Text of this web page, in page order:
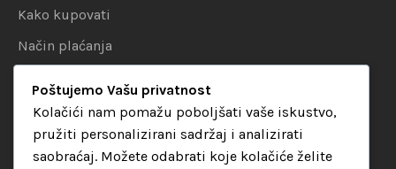
Kako kupovati
Način plaćanja
Politika privatnosti
KATEGORIJE
Poštujemo Vašu privatnost
Kolačići nam pomažu poboljšati vaše iskustvo,
pružiti personalizirani sadržaj i analizirati
saobraćaj. Možete odabrati koje kolačiće želite